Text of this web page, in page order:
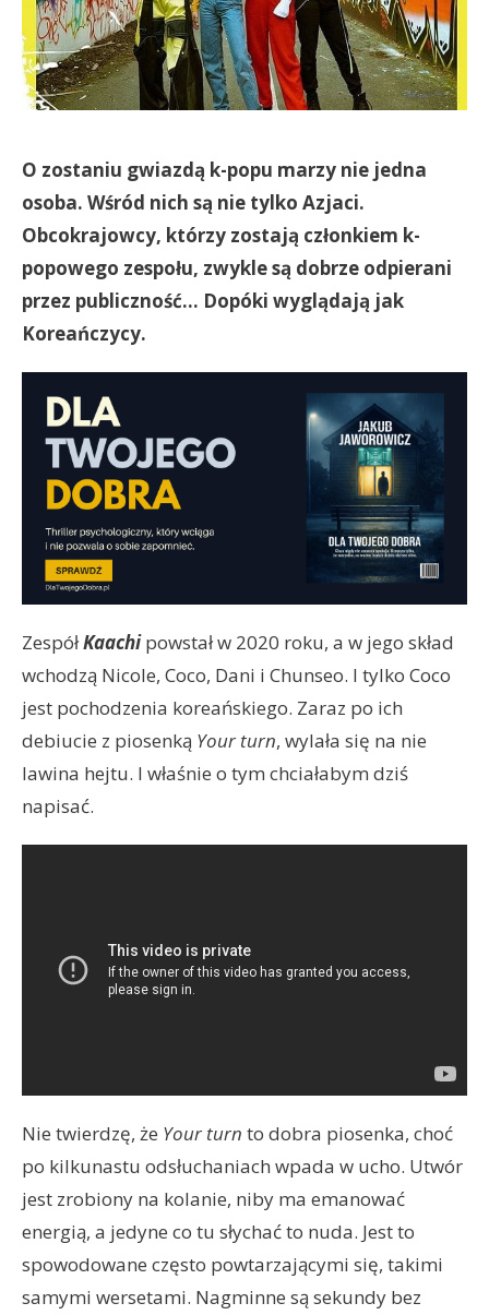
O zostaniu gwiazdą k-popu marzy nie jedna
osoba. Wśród nich są nie tylko Azjaci.
Obcokrajowcy, którzy zostają członkiem k-
popowego zespołu, zwykle są dobrze odpierani
przez publiczność… Dopóki wyglądają jak
Koreańczycy.
ZespółKaachipowstał w 2020 roku, a w jego skład
wchodzą Nicole, Coco, Dani i Chunseo. I tylko Coco
jest pochodzenia koreańskiego. Zaraz po ich
debiucie z piosenką Your turn, wylała się na nie
lawina hejtu. I właśnie o tym chciałabym dziś
napisać.
Nie twierdzę, że Your turn to dobra piosenka, choć
po kilkunastu odsłuchaniach wpada w ucho. Utwór
jest zrobiony na kolanie, niby ma emanować
energią, a jedyne co tu słychać to nuda. Jest to
spowodowane często powtarzającymi się, takimi
samymi wersetami. Nagminne są sekundy bez